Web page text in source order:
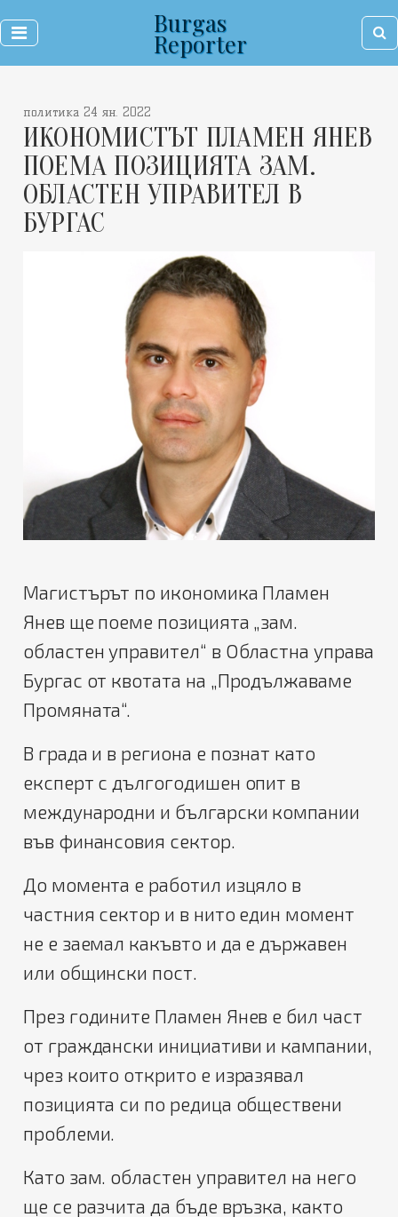
Burgas
Reporter
политика 24 ян. 2022
ИКОНОМИСТЪТ ПЛАМЕН ЯНЕВ
ПОЕМА ПОЗИЦИЯТА ЗАМ.
ОБЛАСТЕН УПРАВИТЕЛ В
БУРГАС
Магистърът по икономика Пламен
Янев ще поеме позицията „зам.
областен управител“ в Областна управа
Бургас от квотата на „Продължаваме
Промяната“.
В града и в региона е познат като
експерт с дългогодишен опит в
международни и български компании
във финансовия сектор.
До момента е работил изцяло в
частния сектор и в нито един момент
не е заемал какъвто и да е държавен
или общински пост.
През годините Пламен Янев е бил част
от граждански инициативи и кампании,
чрез които открито е изразявал
позицията си по редица обществени
проблеми.
Като зам. областен управител на него
ще се разчита да бъде връзка, както